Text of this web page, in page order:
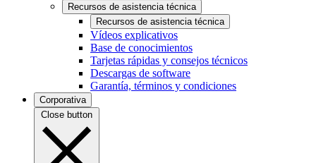
Recursos de asistencia técnica
Recursos de asistencia técnica
Vídeos explicativos
Base de conocimientos
Tarjetas rápidas y consejos técnicos
Descargas de software
Garantía, términos y condiciones
Corporativa
Close button